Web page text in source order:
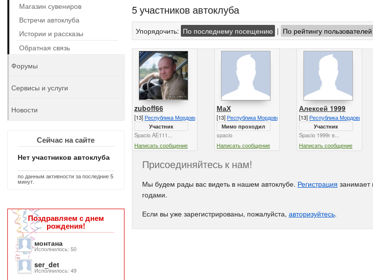
5 участников автоклуба
Упорядочить: По последнему посещению | По рейтингу пользователей
zuboff66
[13]Республика Мордовия
Участник
Spacio AE111...
Написать сообщение
МаХ
[13]Республика Мордовия
Мимо проходил
spacio
Написать сообщение
Алексей 1999
[13]Республика Мордовия
Участник
Spacio 1999г в...
Написать сообщение
Присоединяйтесь к нам!
Мы будем рады вас видеть в нашем автоклубе. Регистрация занимает
годами.
Если вы уже зарегистрированы, пожалуйста, авторизуйтесь.
Магазин сувениров
Встречи автоклуба
Истории и рассказы
Обратная связь
Форумы
Сервисы и услуги
Новости
Сейчас на сайте
Нет участников автоклуба
по данным активности за последние 5
минут.
Поздравляем с днем
рождения!
монтана
Исполнилось: 50
ser_det
Исполнилось: 49